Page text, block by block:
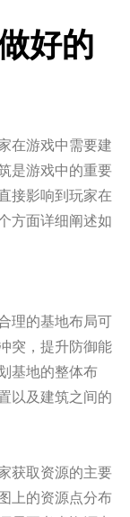
好的
在游戏中需要建
是游戏中的重要
接影响到玩家在
方面详细阐述如
理的基地布局可
突，提升防御能
基地的整体布
以及建筑之间的
获取资源的主要
上的资源点分布